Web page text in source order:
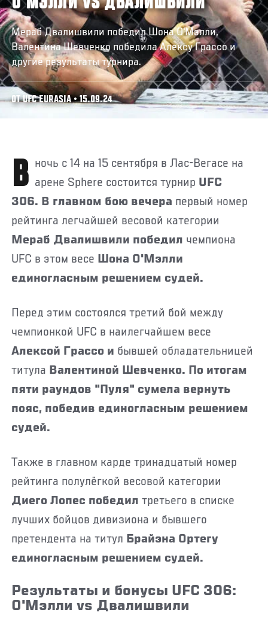
Мераб Двалишвили победил Шона О'Мэлли,
Валентина Шевченко победила Алексу Грассо и
другие результаты турнира.
ОТ UFC EURASIA • 15.09.24
В ночь с 14 на 15 сентября в Лас-Вегасе на арене Sphere состоится турнир UFC
306. В главном бою вечера первый номер
рейтинга легчайшей весовой категории
Мераб Двалишвили победил чемпиона
UFC в этом весе Шона О'Мэлли
единогласным решением судей.
Перед этим состоялся третий бой между
чемпионкой UFC в наилегчайшем весе
Алексой Грассо и бывшей обладательницей
титула Валентиной Шевченко. По итогам
пяти раундов "Пуля" сумела вернуть
пояс, победив единогласным решением
судей.
Также в главном карде тринадцатый номер
рейтинга полулёгкой весовой категории
Диего Лопес победилтретьего в списке
лучших бойцов дивизиона и бывшего
претендента на титул Брайэна Ортегу
единогласным решением судей.
Результаты и бонусы UFC 306:
О'Мэлли vs Двалишвили